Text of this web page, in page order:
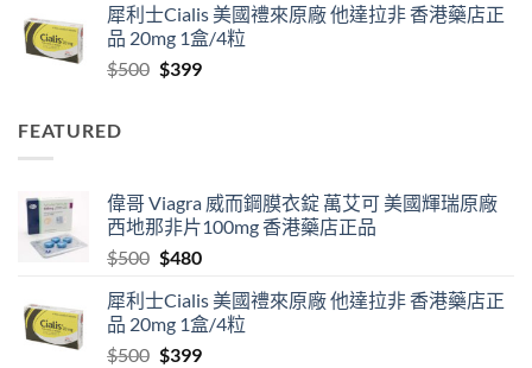
$829
through
犀利士Cialis 美國禮來原廠 他達拉非 香港藥店正
品 20mg 1盒/4粒
$500 Original
$399Current
FEATURED
偉哥 Viagra 威而鋼膜衣錠 萬艾可 美國輝瑞原廠
西地那非片100mg 香港藥店正品
$500 Original
was:
$500.
$480Current
is:
$480.
犀利士Cialis 美國禮來原廠 他達拉非 香港藥店正
品 20mg 1盒/4粒
$500 Original
$399Current